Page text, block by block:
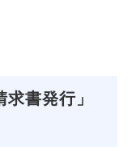
書発行」